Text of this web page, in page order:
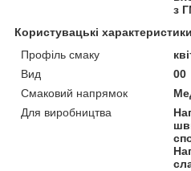
з
Користувацькі характеристики
Профіль смаку
Вид
00
Смаковий напрямок
Для виробництва